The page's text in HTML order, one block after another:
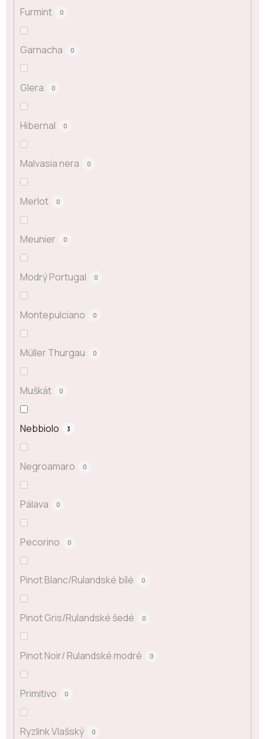
Furmint 0
Garnacha 0
Glera 0
Hibernal 0
Malvasia nera 0
Merlot 0
Meunier 0
Modrý Portugal 0
Montepulciano 0
Müller Thurgau 0
Muškát 0
Nebbiolo 3
Negroamaro 0
Pálava 0
Pecorino 0
Pinot Blanc/Rulandské bílé 0
Pinot Gris/Rulandské šedé 0
Pinot Noir/ Rulandské modré 0
Primitivo 0
Ryzlink Vlašský 0